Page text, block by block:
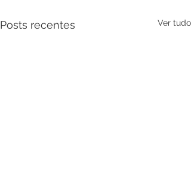
Posts recentes Ver tudo